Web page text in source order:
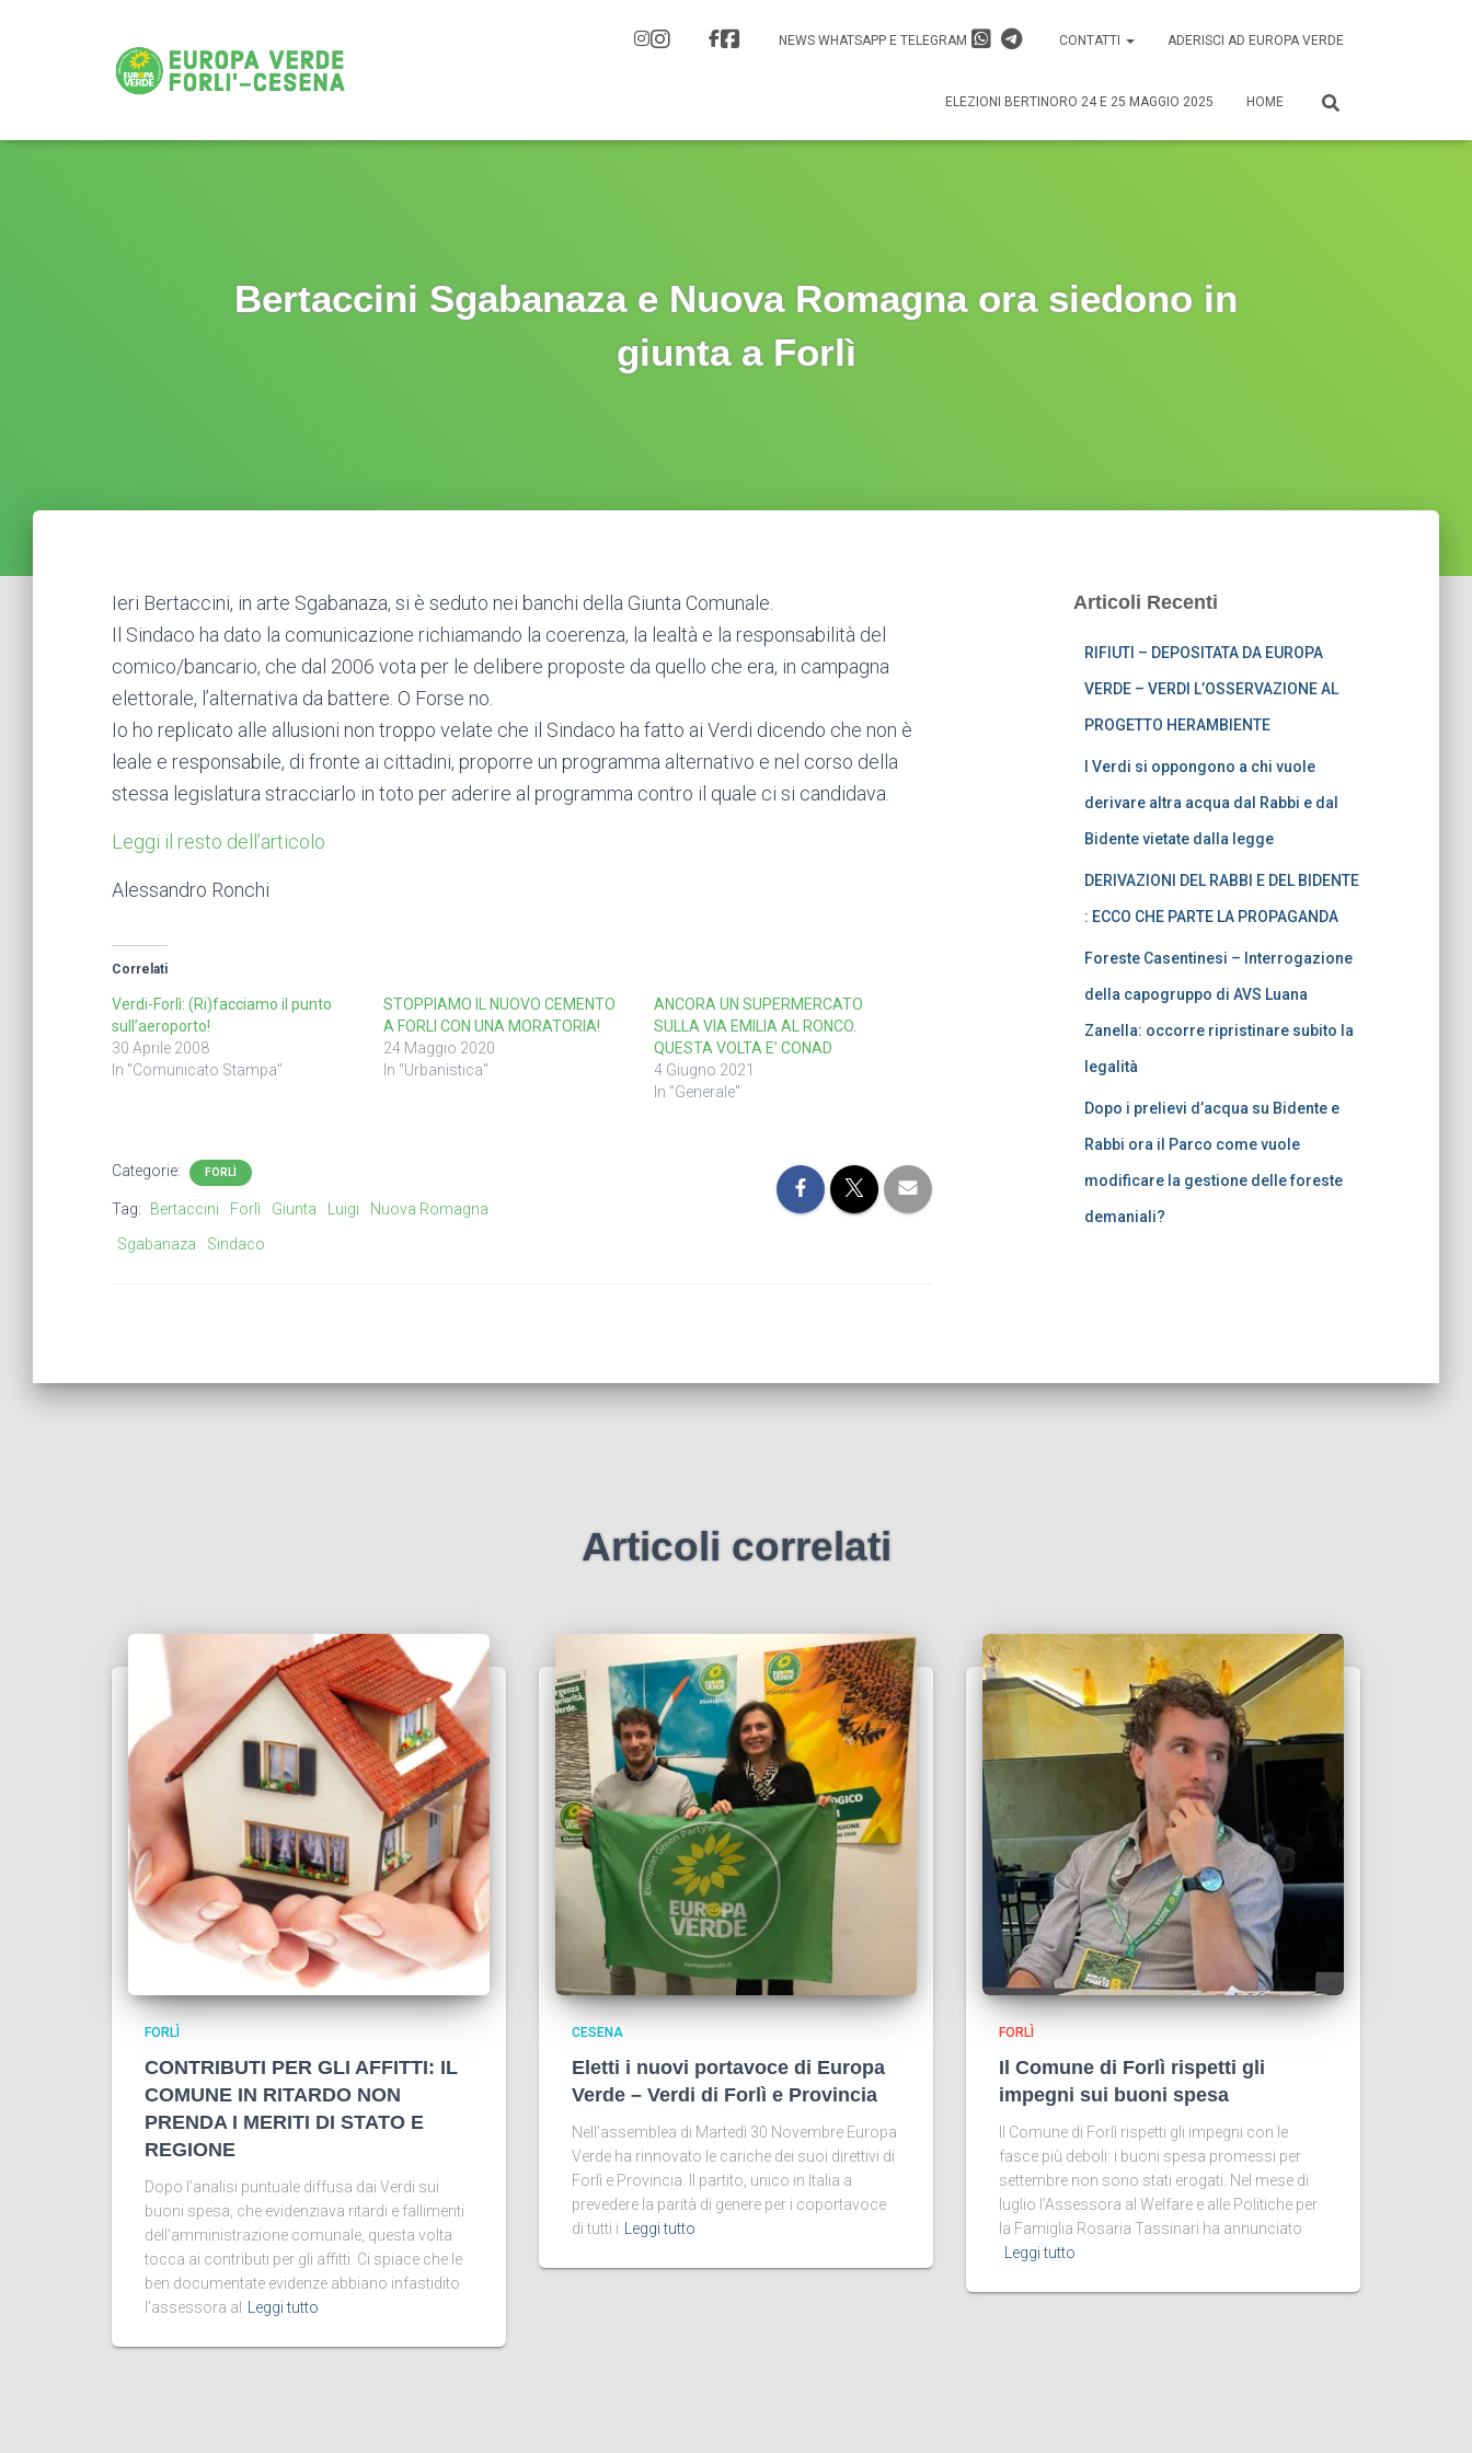
NEWS WHATSAPP E TELEGRAM CONTATTI ADERISCI AD EUROPA VERDE
ELEZIONI BERTINORO 24 E 25 MAGGIO 2025 HOME
Bertaccini Sgabanaza e Nuova Romagna ora siedono in
giunta a Forlì
Ieri Bertaccini, in arte Sgabanaza, si è seduto nei banchi della Giunta Comunale.
Il Sindaco ha dato la comunicazione richiamando la coerenza, la lealtà e la responsabilità del
comico/bancario, che dal 2006 vota per le delibere proposte da quello che era, in campagna
elettorale, l’alternativa da battere. O Forse no.
Io ho replicato alle allusioni non troppo velate che il Sindaco ha fatto ai Verdi dicendo che non è
leale e responsabile, di fronte ai cittadini, proporre un programma alternativo e nel corso della
stessa legislatura stracciarlo in toto per aderire al programma contro il quale ci si candidava.
Leggi il resto dell’articolo
Alessandro Ronchi
Correlati
Verdi-Forlì: (Ri)facciamo il punto
sull’aeroporto!
30 Aprile 2008
In "Comunicato Stampa"
STOPPIAMO IL NUOVO CEMENTO
A FORLI CON UNA MORATORIA!
24 Maggio 2020
In "Urbanistica"
ANCORA UN SUPERMERCATO
SULLA VIA EMILIA AL RONCO.
QUESTA VOLTA E’ CONAD
4 Giugno 2021
In "Generale"
Categorie: FORLÌ
Tag: Bertaccini Forlì Giunta Luigi
Nuova Romagna
Sgabanaza
Sindaco
Articoli Recenti
RIFIUTI – DEPOSITATA DA EUROPA
VERDE – VERDI L’OSSERVAZIONE AL
PROGETTO HERAMBIENTE
I Verdi si oppongono a chi vuole
derivare altra acqua dal Rabbi e dal
Bidente vietate dalla legge
DERIVAZIONI DEL RABBI E DEL BIDENTE
: ECCO CHE PARTE LA PROPAGANDA
Foreste Casentinesi – Interrogazione
della capogruppo di AVS Luana
Zanella: occorre ripristinare subito la
legalità
Dopo i prelievi d’acqua su Bidente e
Rabbi ora il Parco come vuole
modificare la gestione delle foreste
demaniali?
Articoli correlati
FORLÌ
CONTRIBUTI PER GLI AFFITTI: IL
COMUNE IN RITARDO NON
PRENDA I MERITI DI STATO E
REGIONE
Dopo l’analisi puntuale diffusa dai Verdi sui
buoni spesa, che evidenziava ritardi e fallimenti
dell’amministrazione comunale, questa volta
tocca ai contributi per gli affitti. Ci spiace che le
ben documentate evidenze abbiano infastidito
l’assessora al
Leggi tutto
CESENA
Eletti i nuovi portavoce di Europa
Verde – Verdi di Forlì e Provincia
Nell’assemblea di Martedì 30 Novembre Europa
Verde ha rinnovato le cariche dei suoi direttivi di
Forlì e Provincia. Il partito, unico in Italia a
prevedere la parità di genere per i coportavoce
di tutti i
Leggi tutto
FORLÌ
Il Comune di Forlì rispetti gli
impegni sui buoni spesa
Il Comune di Forlì rispetti gli impegni con le
fasce più deboli: i buoni spesa promessi per
settembre non sono stati erogati. Nel mese di
luglio l’Assessora al Welfare e alle Politiche per
la Famiglia Rosaria Tassinari ha annunciato
Leggi tutto